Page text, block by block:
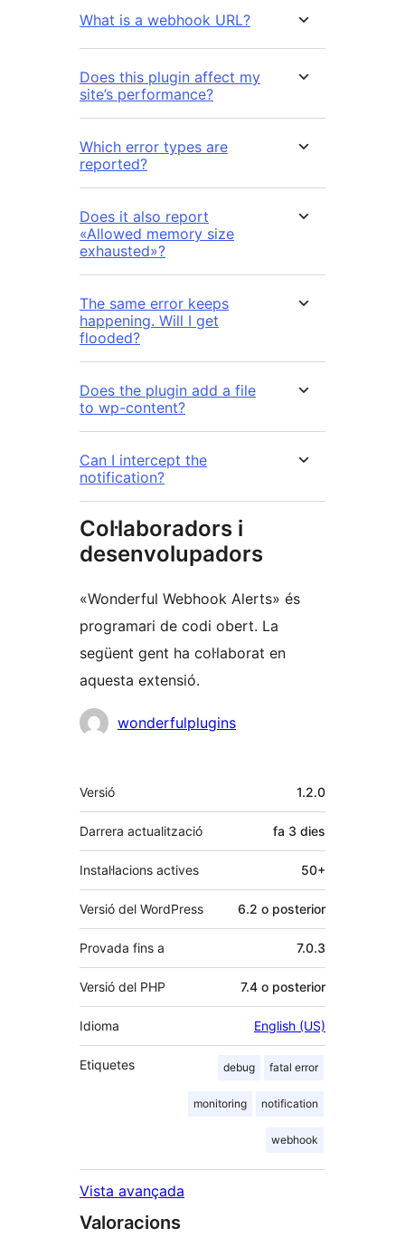
What is a webhook URL?
Does this plugin affect my
site’s performance?
Which error types are
reported?
Does it also report
«Allowed memory size
exhausted»?
The same error keeps
happening. Will I get
flooded?
Does the plugin add a file
to wp-content?
Can I intercept the
notification?
Col·laboradors i
desenvolupadors
«Wonderful Webhook Alerts» és
programari de codi obert. La
següent gent ha col·laborat en
aquesta extensió.
Col·laboradors
wonderfulplugins
Meta
Versió 1.2.0
Darrera actualització fa 3 dies
Instal·lacions actives 50+
Versió del WordPress 6.2 o posterior
Provada fins a 7.0.3
Versió del PHP 7.4 o posterior
Idioma English (US)
Etiquetes debug fatal error
monitoring notification
webhook
Vista avançada
Valoracions